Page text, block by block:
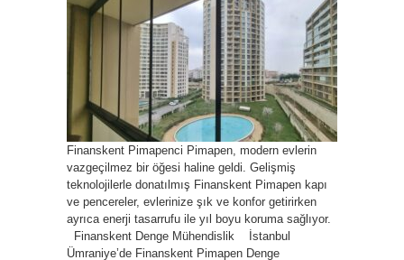
Finanskent Pimapenci Pimapen, modern evlerin
vazgeçilmez bir öğesi haline geldi. Gelişmiş
teknolojilerle donatılmış Finanskent Pimapen kapı
ve pencereler, evlerinize şık ve konfor getirirken
ayrıca enerji tasarrufu ile yıl boyu koruma sağlıyor.
Finanskent Denge Mühendislik İstanbul
Ümraniye’de Finanskent Pimapen Denge